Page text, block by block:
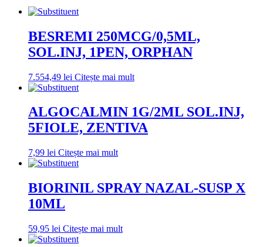
BESREMI 250MCG/0,5ML,
SOL.INJ, 1PEN, ORPHAN
7.554,49 lei Citește mai mult
ALGOCALMIN 1G/2ML SOL.INJ,
5FIOLE, ZENTIVA
7,99 lei Citește mai mult
BIORINIL SPRAY NAZAL-SUSP X
10ML
59,95 lei Citește mai mult